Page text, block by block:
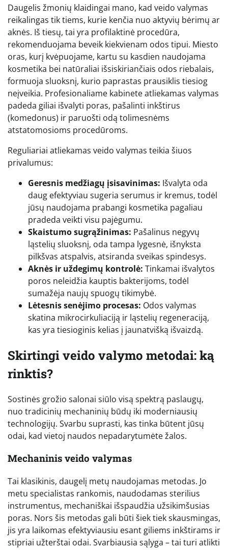
Daugelis žmonių klaidingai mano, kad veido valymas
reikalingas tik tiems, kurie kenčia nuo aktyvių bėrimų ar
aknės. Iš tiesų, tai yra profilaktinė procedūra,
rekomenduojama beveik kiekvienam odos tipui. Miesto
oras, kurį kvėpuojame, kartu su kasdien naudojama
kosmetika bei natūraliai išsiskiriančiais odos riebalais,
formuoja sluoksnį, kurio paprastas prausiklis tiesiog
neįveikia. Profesionaliame kabinete atliekamas valymas
padeda giliai išvalyti poras, pašalinti inkštirus
(komedonus) ir paruošti odą tolimesnėms
atstatomosioms procedūroms.
Reguliariai atliekamas veido valymas teikia šiuos
privalumus:
Geresnis medžiagų įsisavinimas: Išvalyta oda
daug efektyviau sugeria serumus ir kremus, todėl
jūsų naudojama prabangi kosmetika pagaliau
pradeda veikti visu pajėgumu.
Skaistumo sugrąžinimas: Pašalinus negyvų
ląstelių sluoksnį, oda tampa lygesnė, išnyksta
pilkšvas atspalvis, atsiranda sveikas spindesys.
Aknės ir uždegimų kontrolė: Tinkamai išvalytos
poros neleidžia kauptis bakterijoms, todėl
sumažėja naujų spuogų tikimybė.
Lėtesnis senėjimo procesas: Odos valymas
skatina mikrocirkuliaciją ir ląstelių regeneraciją,
kas yra tiesioginis kelias į jaunatvišką išvaizdą.
Skirtingi veido valymo metodai: ką
rinktis?
Sostinės grožio salonai siūlo visą spektrą paslaugų,
nuo tradicinių mechaninių būdų iki moderniausių
technologijų. Svarbu suprasti, kas tinka būtent jūsų
odai, kad vietoj naudos nepadarytumėte žalos.
Mechaninis veido valymas
Tai klasikinis, daugelį metų naudojamas metodas. Jo
metu specialistas rankomis, naudodamas sterilius
instrumentus, mechaniškai išspaudžia užsikimšusias
poras. Nors šis metodas gali būti šiek tiek skausmingas,
jis yra laikomas efektyviausiu esant giliems inkštirams ir
stipriai užterštai odai. Svarbiausia sąlyga – tai turi atlikti